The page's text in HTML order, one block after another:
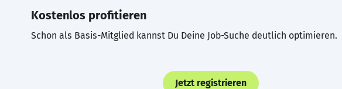
Kostenlos profitieren
Schon als Basis-Mitglied kannst Du Deine Job-Suche deutlich optimieren.
Jetzt registrieren